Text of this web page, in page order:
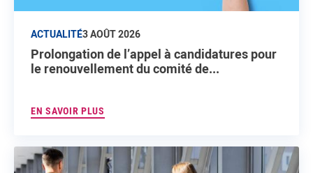
ACTUALITÉ3 AOÛT 2026
Prolongation de l’appel à candidatures pour
le renouvellement du comité de...
EN SAVOIR PLUS